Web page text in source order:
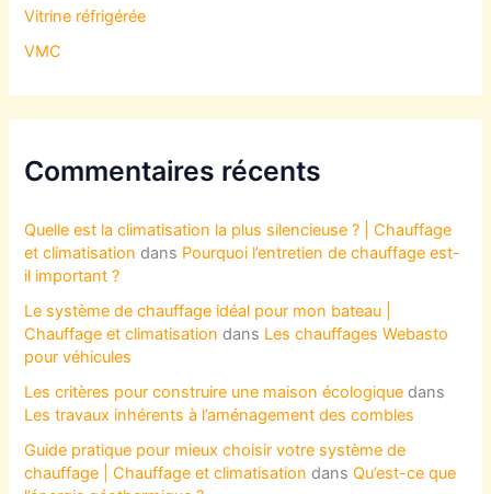
Vitrine réfrigérée
VMC
Commentaires récents
Quelle est la climatisation la plus silencieuse ? | Chauffage
et climatisation dans Pourquoi l’entretien de chauffage est-
il important ?
Le système de chauffage idéal pour mon bateau |
Chauffage et climatisation dans Les chauffages Webasto
pour véhicules
Les critères pour construire une maison écologique dans
Les travaux inhérents à l’aménagement des combles
Guide pratique pour mieux choisir votre système de
chauffage | Chauffage et climatisation dansQu’est-ce que